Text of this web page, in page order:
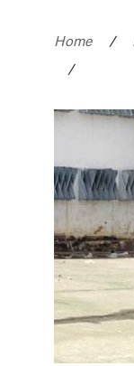
Home /
/